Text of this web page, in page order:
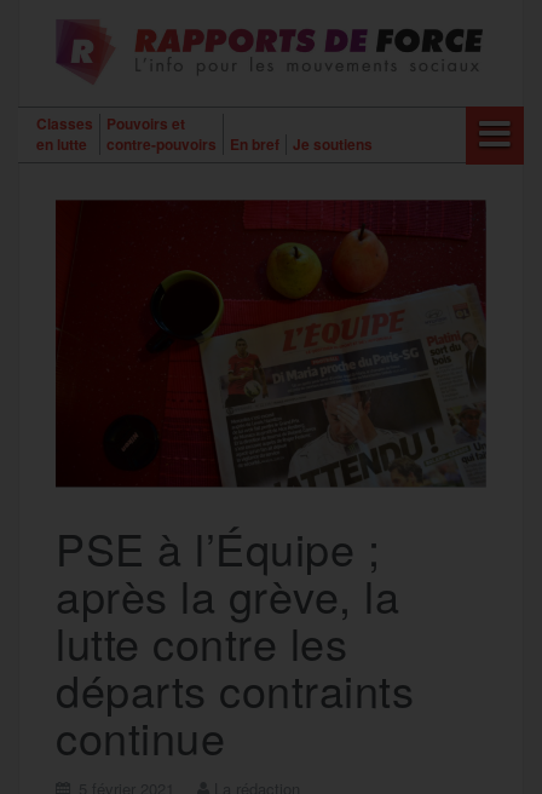
contenu
Classes
en lutte
Pouvoirs et
contre-pouvoirs
En bref Je soutiens
PSE à l’Équipe ;
après la grève, la
lutte contre les
départs contraints
continue